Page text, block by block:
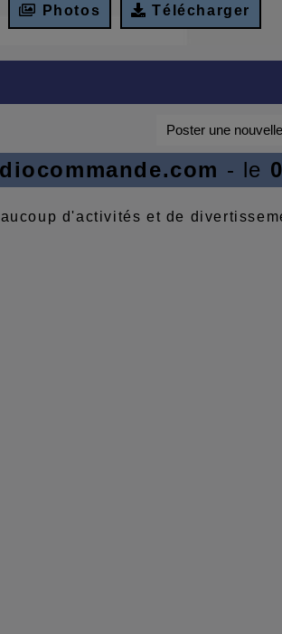
Photos Télécharger
Poster une nouvelle
- le
d'activités et de